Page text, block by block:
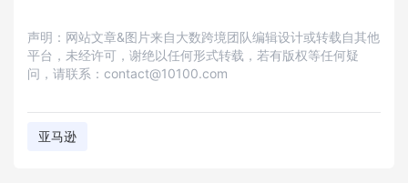
声明：网站文章&图片来自大数跨境团队编辑设计或转载自其他
平台，未经许可，谢绝以任何形式转载，若有版权等任何疑
问，请联系：contact@10100.com
亚马逊